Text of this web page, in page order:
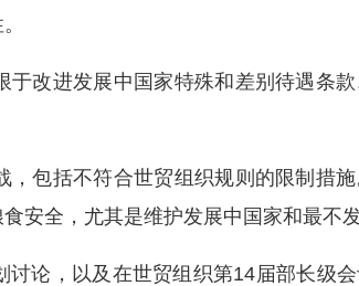
进发展中国家特殊和差别待遇条款
括不符合世贸组织规则的限制措施
安全，尤其是维护发展中国家和最不发
，以及在世贸组织第14届部长级会